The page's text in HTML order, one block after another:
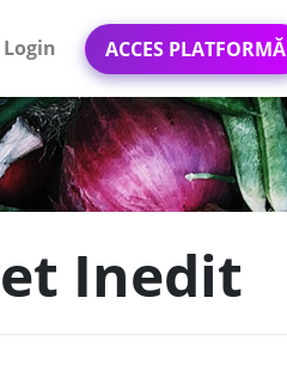
Login ACCES PLATFORMĂ
Inedit